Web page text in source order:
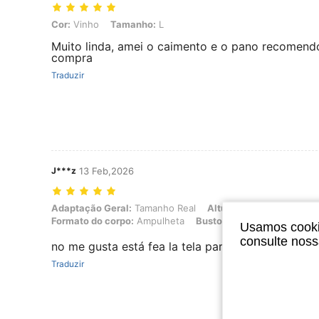
Cor: Vinho, Tamanho: L
Cor: Vinho Tamanho: L
Muito linda, amei o caimento e o pano
compra
Traduzir
J***z 13 Feb,2026
Adaptação Geral: Tamanho Real, Altura: 162 cm / 64 in, Peso: 56
Adaptação Geral: Tamanho Real Altura:
Formato do corpo: Ampulheta Busto: 81 cm / 32 in
no me gusta está fea la tela parece red para
Traduzir
Usamos
consulte